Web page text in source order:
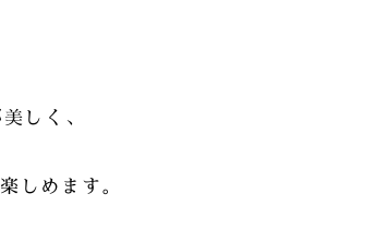
しく、
しめます。